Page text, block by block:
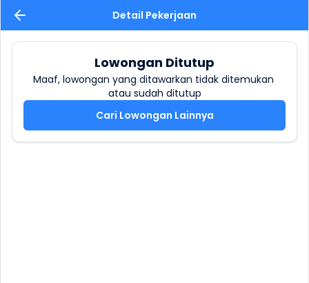
Detail Pekerjaan
Lowongan Ditutup
Maaf, lowongan yang ditawarkan tidak ditemukan
atau sudah ditutup
Cari Lowongan Lainnya